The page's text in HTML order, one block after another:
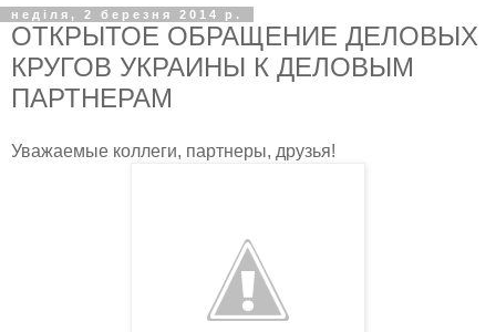
неділя, 2 березня 2014 р.
ОТКРЫТОЕ ОБРАЩЕНИЕ ДЕЛОВЫХ
КРУГОВ УКРАИНЫ К ДЕЛОВЫМ
ПАРТНЕРАМ
Уважаемые коллеги, партнеры, друзья!